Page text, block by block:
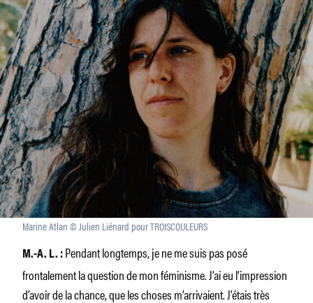
Marine Atlan © Julien Liénard pour TROISCOULEURS
M.-A. L. : Pendant longtemps, je ne me suis pas posé
frontalement la question de mon féminisme. J’ai eu l’impression
d’avoir de la chance, que les choses m’arrivaient. J’étais très